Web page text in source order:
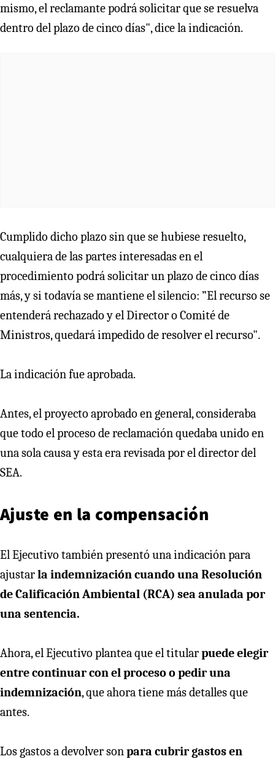
mismo, el reclamante podrá solicitar que se resuelva
dentro del plazo de cinco días", dice la indicación.
Cumplido dicho plazo sin que se hubiese resuelto,
cualquiera de las partes interesadas en el
procedimiento podrá solicitar un plazo de cinco días
más, y si todavía se mantiene el silencio: ”El recurso se
entenderá rechazado y el Director o Comité de
Ministros, quedará impedido de resolver el recurso".
La indicación fue aprobada.
Antes, el proyecto aprobado en general, consideraba
que todo el proceso de reclamación quedaba unido en
una sola causa y esta era revisada por el director del
SEA.
Ajuste en la compensación
El Ejecutivo también presentó una indicación para
ajustarla indemnización cuando una Resolución
de Calificación Ambiental (RCA) sea anulada por
una sentencia.
Ahora, el Ejecutivo plantea que el titularpuede elegir
entre continuar con el proceso o pedir una
indemnización, que ahora tiene más detalles que
antes.
Los gastos a devolver sonpara cubrir gastos en